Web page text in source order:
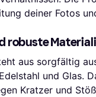
deiner Fotos
robuste
aus sorgfältig
und Glas.
Kratzer und